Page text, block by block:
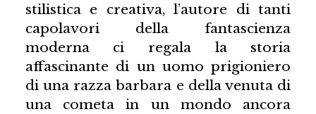
stilistica e creativa, l’autore di tanti
capolavori della fantascienza
moderna ci regala la storia
affascinante di un uomo prigioniero
di una razza barbara e della venuta di
una cometa in un mondo ancora